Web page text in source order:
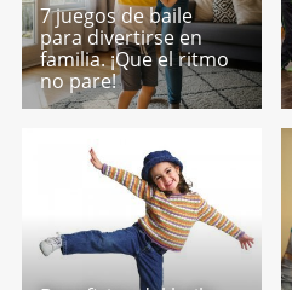
7 juegos de baile
para divertirse en
familia. ¡Que el ritmo
no pare!